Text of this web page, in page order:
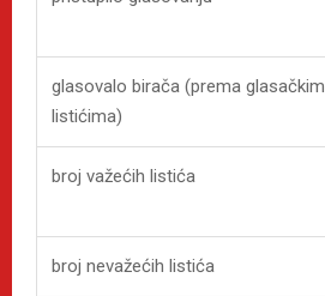
glasovalo birača (prema glasačkim
listićima)
broj važećih listića
broj nevažećih listića